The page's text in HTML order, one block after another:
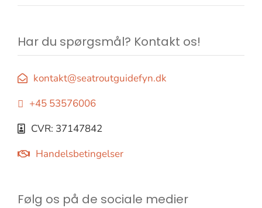
Har du spørgsmål? Kontakt os!
kontakt@seatroutguidefyn.dk
+45 53576006
CVR: 37147842
Handelsbetingelser
Følg os på de sociale medier